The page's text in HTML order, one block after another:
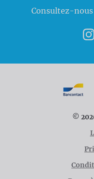
Consultez-nous
©
Modalités de